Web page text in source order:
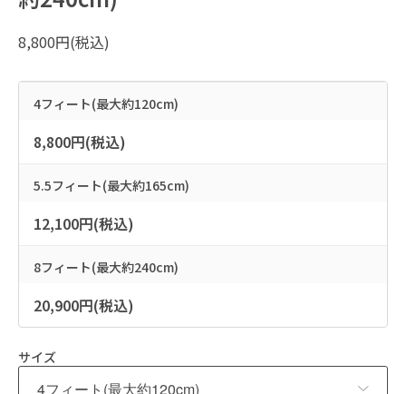
8,800円(税込)
4フィート(最大約120cm)
8,800円(税込)
5.5フィート(最大約165cm)
12,100円(税込)
8フィート(最大約240cm)
20,900円(税込)
サイズ